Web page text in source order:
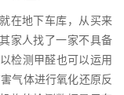
在地下车库，从买来
家人找了一家不具备
检测甲醛也可以运用
气体进行氧化还原反